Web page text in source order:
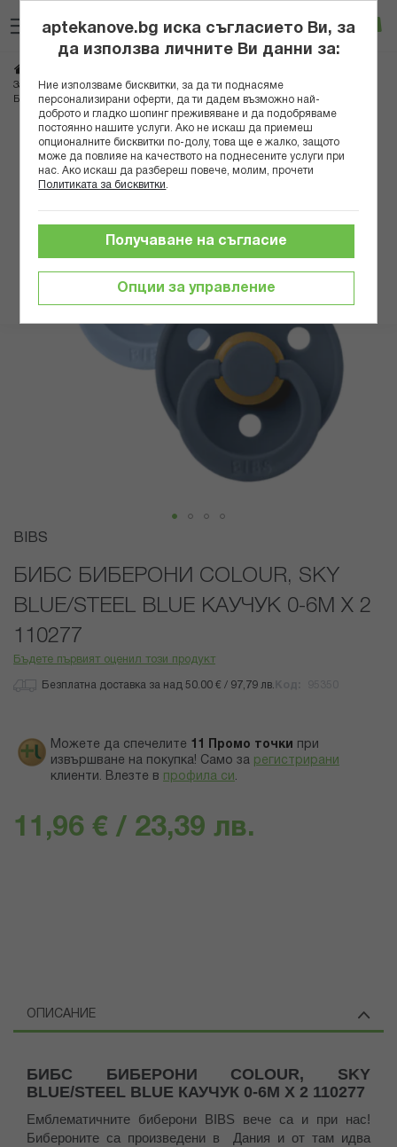
към
съдържанието
Вход
Залъгалки и клипсове
БИБС БИБЕРОНИ COLOUR, SKY BLUE/STEEL BLUE КАУЧУК 0-6М X 2 110277
Преминете
края
галерията
изображенията
Преминете
началото
галерия
със
снимки
BIBS
БИБС БИБЕРОНИ COLOUR, SKY
BLUE/STEEL BLUE КАУЧУК 0-6М X 2
110277
Бъдете първият оценил този продукт
Безплатна доставка за над 50.00 € / 97,79 лв.
Можете да спечелите 11 Промо точки
при
извършване на покупка! Само за регистрирани
клиенти. Влезте в профила си .
11,96 € / 23,39 лв.
ОПИСАНИЕ
БИБС БИБЕРОНИ COLOUR, SKY
BLUE/STEEL BLUE КАУЧУК 0-6М X 2 110277
Емблематичните биберони BIBS вече са и при нас!
Бибероните са произведени в Дания и от там идва
aptekanove.bg иска съгласието Ви, за
да използва личните Ви данни за:
Ние използваме бисквитки, за да ти поднасяме
персонализирани оферти, да ти дадем възможно най-
доброто и гладко шопинг преживяване и да подобряваме
постоянно нашите услуги. Ако не искаш да приемеш
опционалните бисквитки по-долу, това ще е жалко, защото
може да повлияе на качеството на поднесените услуги при
нас. Ако искаш да разбереш повече, молим, прочети
Политиката за бисквитки
Опции за управление
Получаване на съгласие